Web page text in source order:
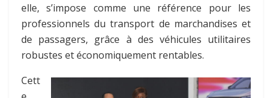
elle, s’impose comme une référence pour les
professionnels du transport de marchandises et
de passagers, grâce à des véhicules utilitaires
robustes et économiquement rentables.
Cett